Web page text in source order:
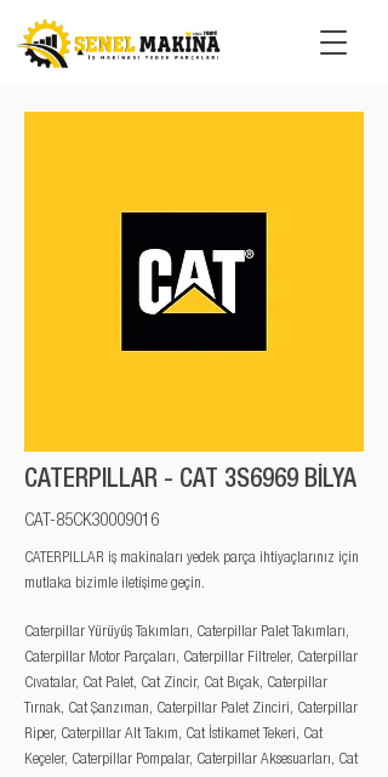
CATERPILLAR - CAT 3S6969 BİLYA
CAT-85CK30009016
CATERPILLAR iş makinaları yedek parça ihtiyaçlarınız için
mutlaka bizimle iletişime geçin.
Caterpillar Yürüyüş Takımları, Caterpillar Palet Takımları,
Caterpillar Motor Parçaları, Caterpillar Filtreler, Caterpillar
Cıvatalar, Cat Palet, Cat Zincir, Cat Bıçak, Caterpillar
Tırnak, Cat Şanzıman, Caterpillar Palet Zinciri, Caterpillar
Riper, Caterpillar Alt Takım, Cat İstikamet Tekeri, Cat
Keçeler, Caterpillar Pompalar, Caterpillar Aksesuarları, Cat